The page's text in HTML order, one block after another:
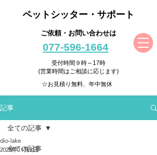
ペットシッター・サポート
ご依頼・お問い合わせは
077-596-1664
受付時間９時～17時
(営業時間はご相談に応じます)
☆お見積り無料、年中無休
記事
全ての記事
全ての記事
dio-lake
2025年11月5日